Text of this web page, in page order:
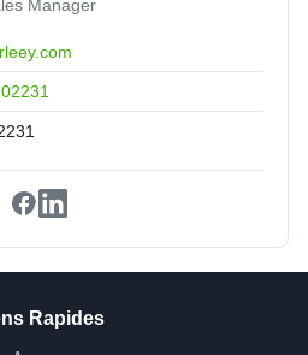
Manager
Rapides